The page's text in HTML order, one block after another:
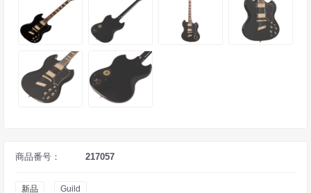
商品番号： 217057
新品 Guild